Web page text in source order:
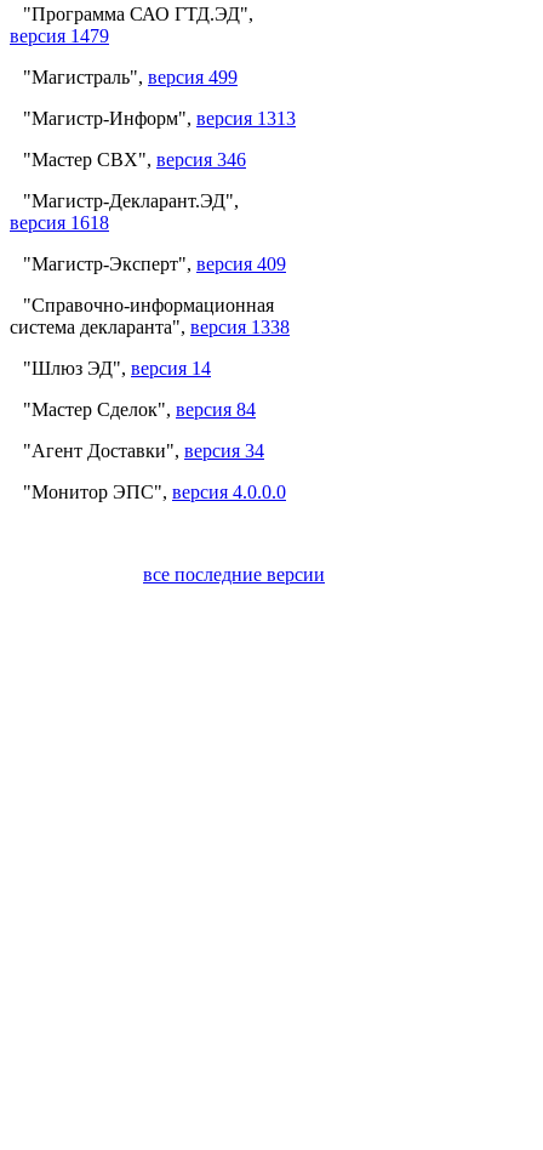
"Программа САО ГТД.ЭД",
версия 1479
"Магистраль", версия 499
"Магистр-Информ", версия 1313
"Мастер СВХ", версия 346
"Магистр-Декларант.ЭД",
версия 1618
"Магистр-Эксперт", версия 409
"Справочно-информационная
система декларанта", версия 1338
"Шлюз ЭД", версия 14
"Мастер Сделок", версия 84
"Агент Доставки", версия 34
"Монитор ЭПС", версия 4.0.0.0
все последние версии